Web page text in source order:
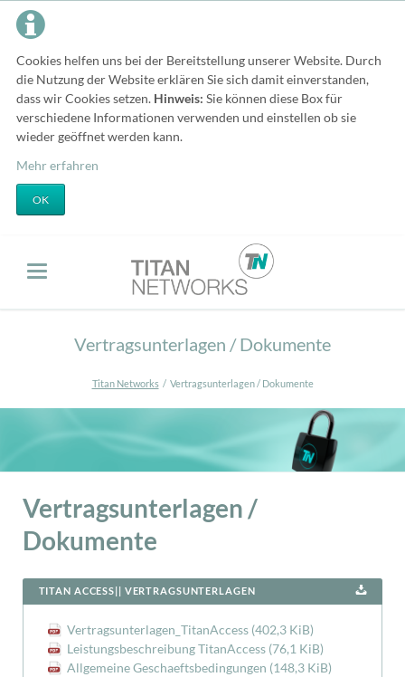
Cookies helfen uns bei der Bereitstellung unserer Website. Durch
die Nutzung der Website erklären Sie sich damit einverstanden,
dass wir Cookies setzen. Hinweis: Sie können diese Box für
verschiedene Informationen verwenden und einstellen ob sie
wieder geöffnet werden kann.
Mehr erfahren
OK
Vertragsunterlagen / Dokumente
Titan Networks Vertragsunterlagen / Dokumente
Vertragsunterlagen /
Dokumente
TITAN ACCESS|| VERTRAGSUNTERLAGEN
Vertragsunterlagen_TitanAccess (402,3 KiB)
Leistungsbeschreibung TitanAccess (76,1 KiB)
Allgemeine Geschaeftsbedingungen (148,3 KiB)